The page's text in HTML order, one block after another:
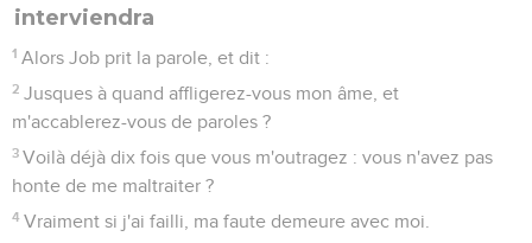
interviendra
1 Alors Job prit la parole, et dit :
2 Jusques à quand affligerez-vous mon âme, et
m'accablerez-vous de paroles ?
3 Voilà déjà dix fois que vous m'outragez : vous n'avez pas
honte de me maltraiter ?
4 Vraiment si j'ai failli, ma faute demeure avec moi.